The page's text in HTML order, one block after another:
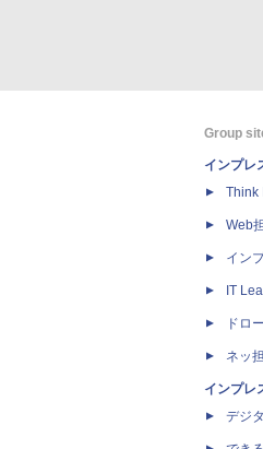
Group
インプレ
Think
Web
イン
IT
ドロ
ネッ
インプレ
デジ